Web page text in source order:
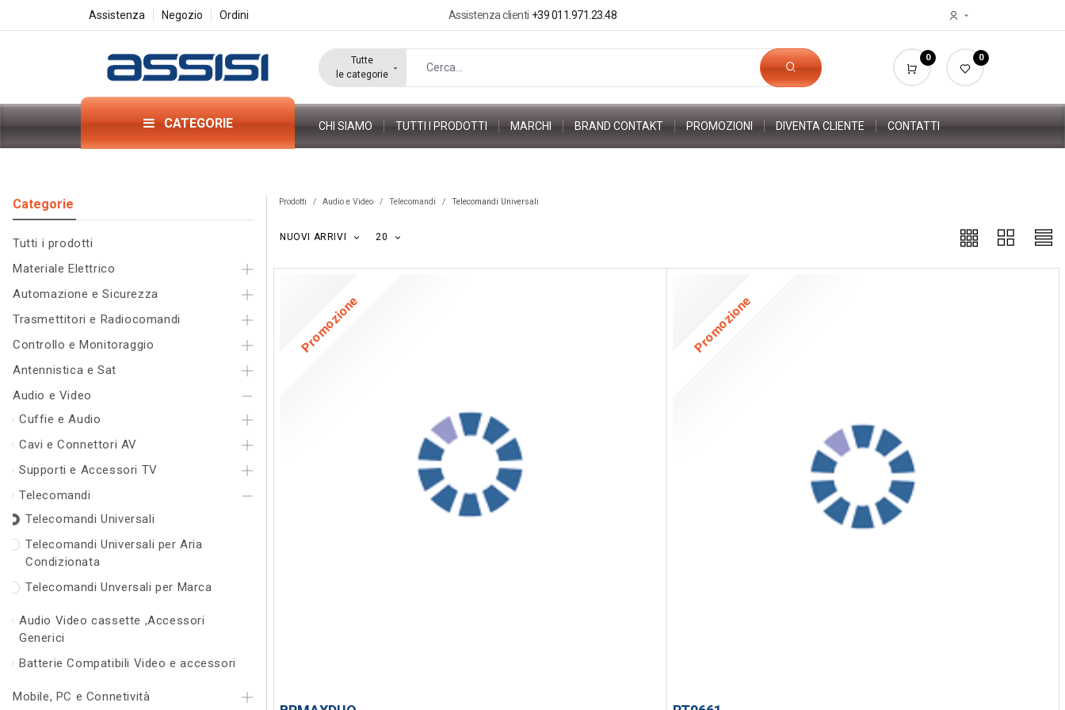
Assistenza Negozio Ordini Assistenza clienti +39 011.971.23.48
Tutte
le categorie
0 0
CATEGORIE CHI SIAMO TUTTI I PRODOTTI MARCHI BRAND CONTAKT PROMOZIONI DIVENTA CLIENTE CONTATTI
Categorie​
Tutti i prodotti
Materiale Elettrico
Automazione e Sicurezza
Trasmettitori e Radiocomandi
Controllo e Monitoraggio
Antennistica e Sat
Audio e Video
Cuffie e Audio
Cavi e Connettori AV
Supporti e Accessori TV
Telecomandi
Telecomandi Universali
Telecomandi Universali per Aria
Condizionata
Telecomandi Unversali per Marca
Audio Video cassette ,Accessori
Generici
Batterie Compatibili Video e accessori
Mobile, PC e Connetività
Prodotti Audio e Video Telecomandi Telecomandi Universali
NUOVI ARRIVI 20
Promozione Promozione